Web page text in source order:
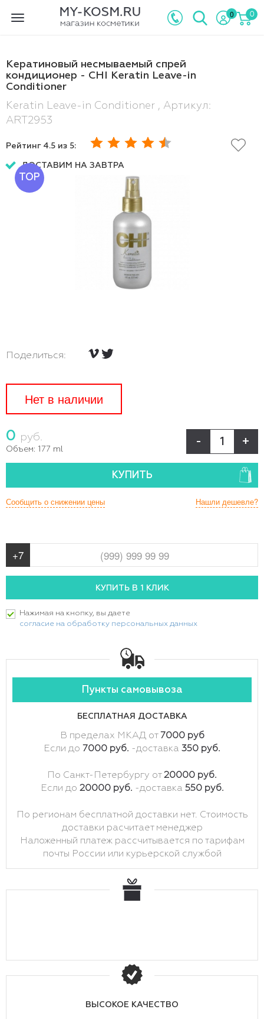
Toggle
0 0
Кератиновый несмываемый спрей
кондиционер - CHI Keratin Leave-in
Conditioner
Keratin Leave-in Conditioner , Артикул:
ART2953
Рейтинг 4.5 из 5:
ДОСТАВИМ НА ЗАВТРА
TOP
Поделиться:
Нет в наличии
0 руб.
Объем: 177 ml
- +
КУПИТЬ
Нашли дешевле?
Сообщить о снижении цены
Нажимая на кнопку, вы даете
согласие на обработку персональных данных
Пункты самовывоза
БЕСПЛАТНАЯ ДОСТАВКА
В пределах МКАД от 7000 руб
Если до 7000 руб. -доставка 350 руб.
По Санкт-Петербургу от20000 руб.
Если до 20000 руб. -доставка 550 руб.
По регионам бесплатной доставки нет. Стоимость
доставки расчитает менеджер
Наложенный платеж рассчитывается по тарифам
почты России или курьерской службой
ВЫСОКОЕ КАЧЕСТВО